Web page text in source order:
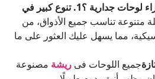
لوحات جدارية ؟ 1. تنوع كبير في
متنوعة تناسب جميع الأذواق، من
مما يسهل عليك العثور على ما
جميع اللوحات فى ريشة مصنوعة